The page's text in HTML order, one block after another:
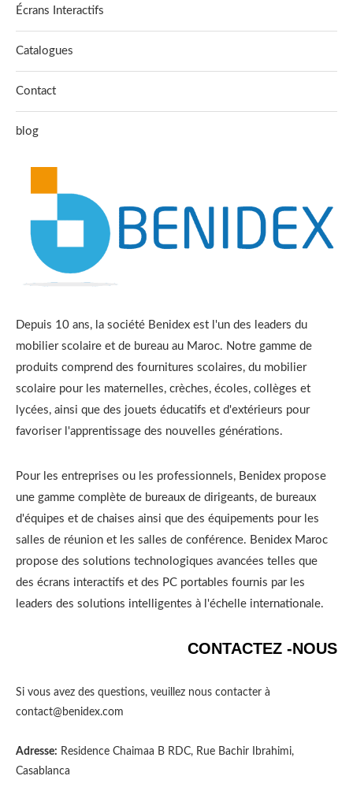
Écrans Interactifs
Catalogues
Contact
blog
Depuis 10 ans, la société Benidex est l'un des leaders du
mobilier scolaire et de bureau au Maroc. Notre gamme de
produits comprend des fournitures scolaires, du mobilier
scolaire pour les maternelles, crèches, écoles, collèges et
lycées, ainsi que des jouets éducatifs et d'extérieurs pour
favoriser l'apprentissage des nouvelles générations.
Pour les entreprises ou les professionnels, Benidex propose
une gamme complète de bureaux de dirigeants, de bureaux
d'équipes et de chaises ainsi que des équipements pour les
salles de réunion et les salles de conférence. Benidex Maroc
propose des solutions technologiques avancées telles que
des écrans interactifs et des PC portables fournis par les
leaders des solutions intelligentes à l'échelle internationale.
CONTACTEZ -NOUS
Si vous avez des questions, veuillez nous contacter à
contact@benidex.com
Adresse: Residence Chaimaa B RDC, Rue Bachir Ibrahimi,
Casablanca